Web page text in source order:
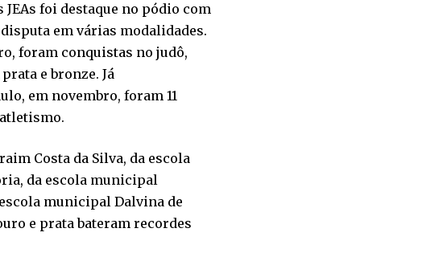
foi destaque no pódio com
disputa em várias modalidades.
foram conquistas no judô,
e bronze. Já
em novembro, foram 11
Costa da Silva, da escola
da escola municipal
municipal Dalvina de
e prata bateram recordes